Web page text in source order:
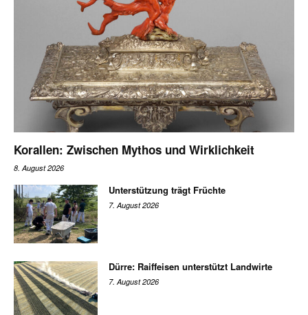
Korallen: Zwischen Mythos und Wirklichkeit
8. August 2026
Unterstützung trägt Früchte
7. August 2026
Dürre: Raiffeisen unterstützt Landwirte
7. August 2026